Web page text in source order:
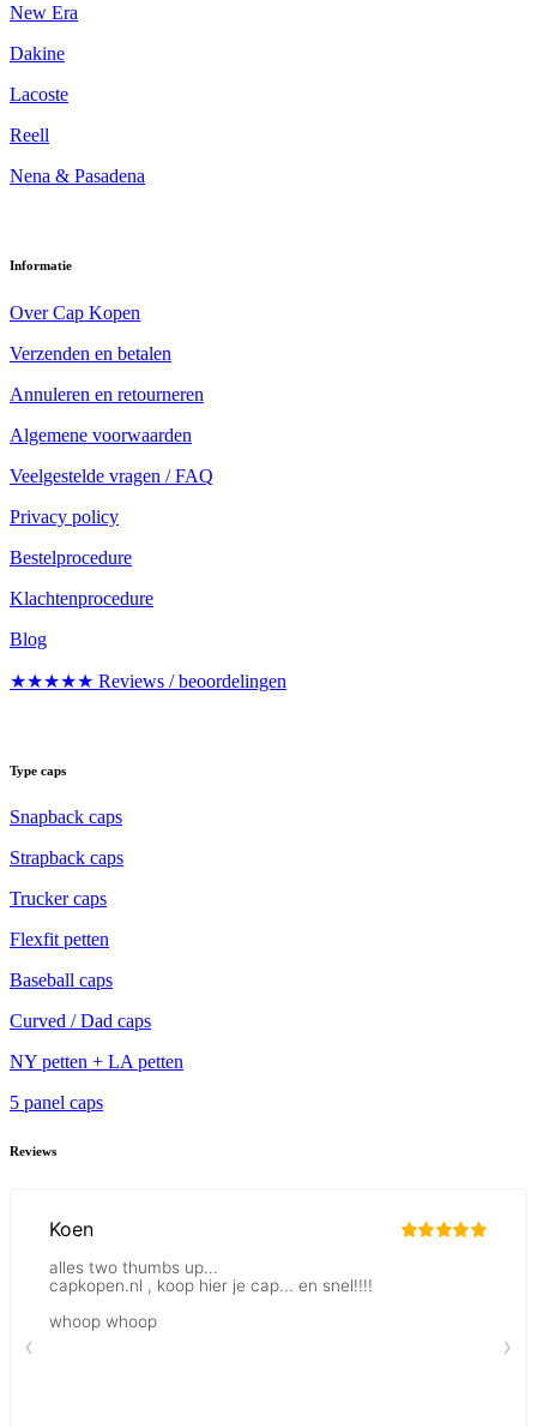
New Era
Dakine
Lacoste
Reell
Nena & Pasadena
Informatie
Over Cap Kopen
Verzenden en betalen
Annuleren en retourneren
Algemene voorwaarden
Veelgestelde vragen / FAQ
Privacy policy
Bestelprocedure
Klachtenprocedure
Blog
★★★★★ Reviews / beoordelingen
Type caps
Snapback caps
Strapback caps
Trucker caps
Flexfit petten
Baseball caps
Curved / Dad caps
NY petten + LA petten
5 panel caps
Reviews